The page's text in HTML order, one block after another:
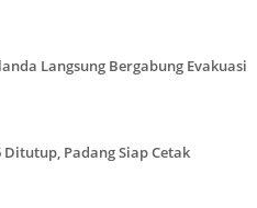
Langsung Bergabung Evakuasi
Ditutup, Padang Siap Cetak